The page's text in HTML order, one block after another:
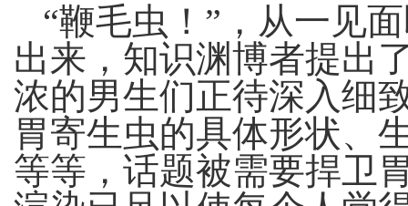
“鞭毛虫！”，从一见
出来，知识渊博者提出
浓的男生们正待深入细
胃寄生虫的具体形状、
等等，话题被需要捍卫